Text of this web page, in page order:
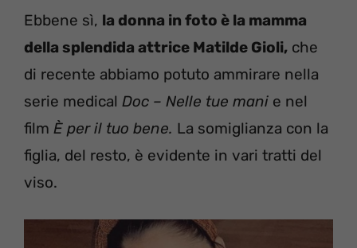
Ebbene sì, la donna in foto è la mamma
della splendida attrice Matilde Gioli, che
di recente abbiamo potuto ammirare nella
serie medical Doc – Nelle tue mani e nel
film È per il tuo bene. La somiglianza con la
figlia, del resto, è evidente in vari tratti del
viso.